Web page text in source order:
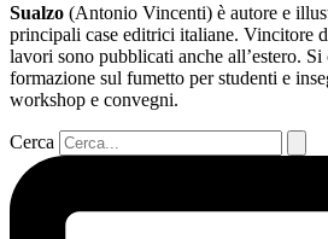
Sualzo (Antonio Vincenti) è autore e
principali case editrici italiane. Vincitore
lavori sono pubblicati anche all’estero. Si
formazione sul fumetto per studenti e
workshop e convegni.
Cerca